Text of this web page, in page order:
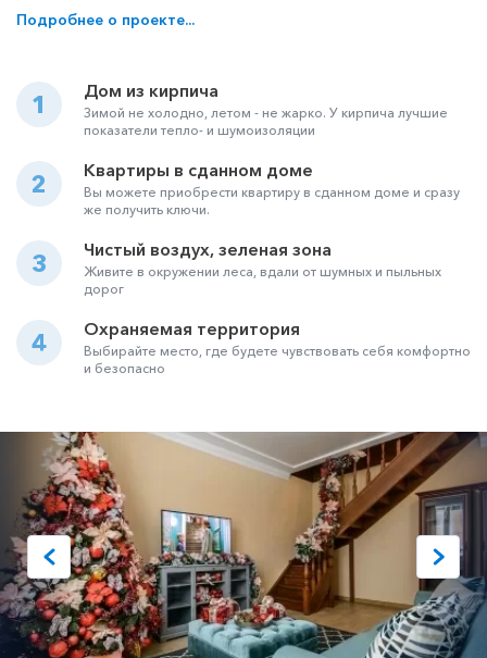
Подробнее о проекте...
1 Дом из кирпича
Зимой не холодно, летом - не жарко. У кирпича лучшие
показатели тепло- и шумоизоляции
2 Квартиры в сданном доме
Вы можете приобрести квартиру в сданном доме и сразу
же получить ключи.
3 Чистый воздух, зеленая зона
Живите в окружении леса, вдали от шумных и пыльных
дорог
4 Охраняемая территория
Выбирайте место, где будете чувствовать себя комфортно
и безопасно